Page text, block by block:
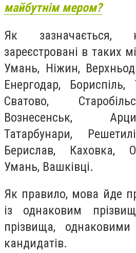
майбутнім мером?
Як зазначається,
зареєстровані в таких
Умань, Ніжин,
Енергодар, Бориспіль,
Сватово,
Вознесенськ,
Татарбунари,
Берислав, Каховка,
Умань, Вашківці.
Як правило, мова йде
із однаковим
прізвища,
кандидатів.